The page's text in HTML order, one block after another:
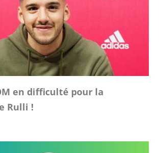
en difficulté pour la
Rulli !